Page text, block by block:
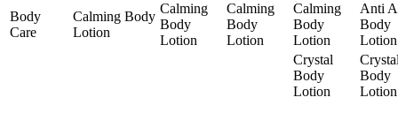
Body
Care
Calming Body
Lotion
Calming
Body
Lotion
Calming
Body
Lotion
Calming
Body
Lotion
Anti
Body
Lotion
Crystal
Body
Lotion
Body
Lotion